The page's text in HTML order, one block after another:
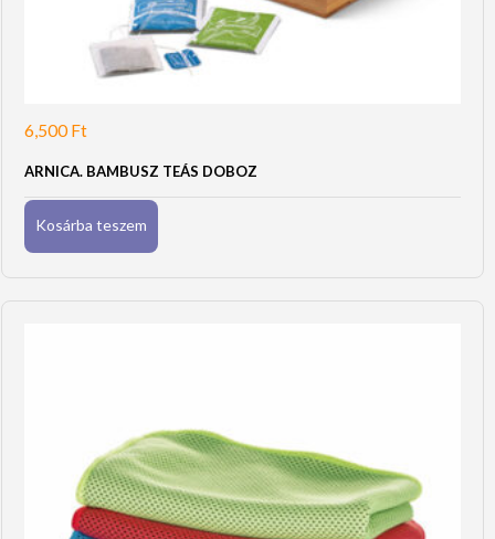
6,500Ft
ARNICA. BAMBUSZ TEÁS DOBOZ
Kosárba teszem